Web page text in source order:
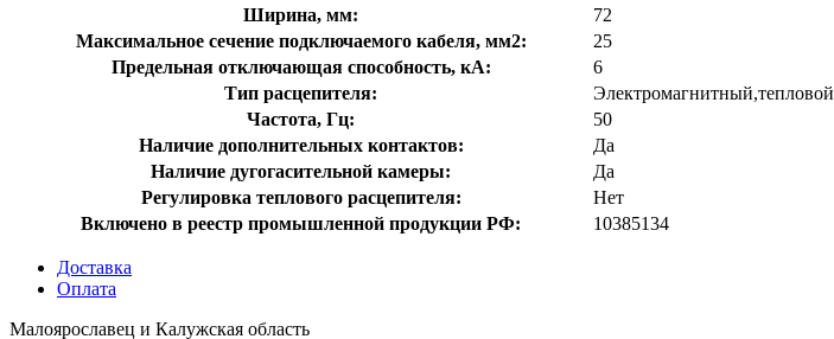
Ширина, мм:
72
Максимальное сечение подключаемого кабеля, мм2:
25
Предельная отключающая способность, кA:
6
Тип расцепителя:
Электромагнитный,тепловой
Частота, Гц:
50
Наличие дополнительных контактов:
Да
Наличие дугогасительной камеры:
Да
Регулировка теплового расцепителя:
Нет
Включено в реестр промышленной продукции РФ:
10385134
Доставка
Оплата
Малоярославец и Калужская область